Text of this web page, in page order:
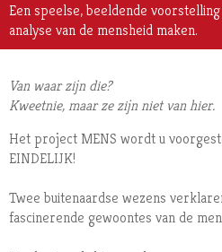
Een speelse, beeldende
analyse van de mensheid maken.
Van waar zijn die?
Kweetnie, maar ze zijn niet van hier.
Het project MENS wordt u
EINDELIJK!
Twee buitenaardse wezens
fascinerende gewoontes van de